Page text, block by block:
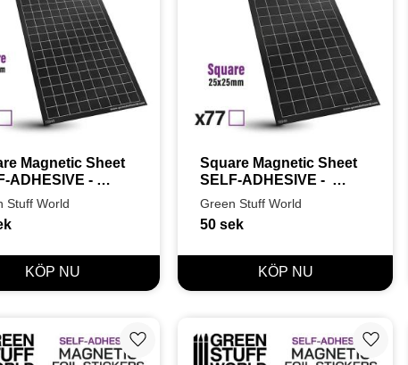
Magnetic Sheet
ADHESIVE -
Stuff World
Square Magnetic Sheet
SELF-ADHESIVE -
25x25mm
Green Stuff World
50 sek
Lägg till i favoriter Lägg